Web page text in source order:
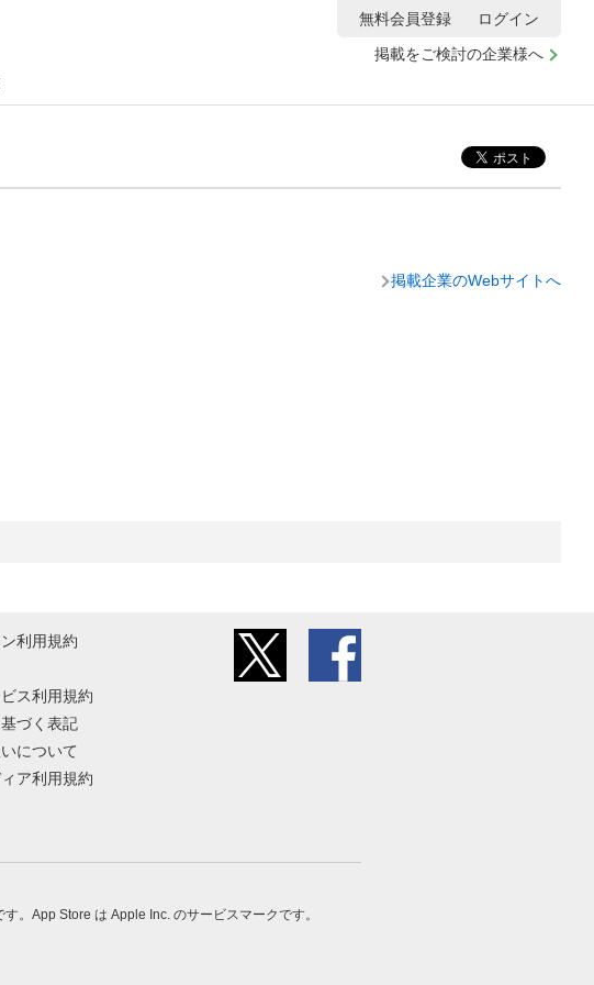
掲載をご検討の企業様へ
無料会員登録 ログイン
掲載企業のWebサイトへ
利用規約
ス利用規約
づく表記
について
ア利用規約
。App Store は Apple Inc. のサービスマークです。